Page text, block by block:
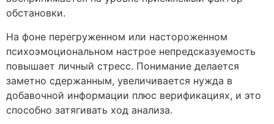
обстановки.
На фоне перегруженном или настороженном
психоэмоциональном настрое непредсказуемость
повышает личный стресс. Понимание делается
заметно сдержанным, увеличивается нужда в
добавочной информации плюс верификациях, и это
способно затягивать ход анализа.